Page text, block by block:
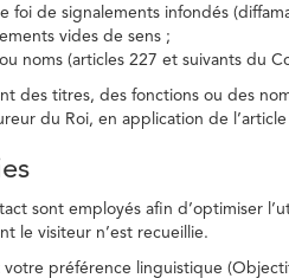
foi de signalements infondés
vides de sens ;
noms (articles 227 et suivants du
des titres, des fonctions ou des
du Roi, en application de
sont employés afin d’optimiser
le visiteur n’est recueillie.
préférence linguistique